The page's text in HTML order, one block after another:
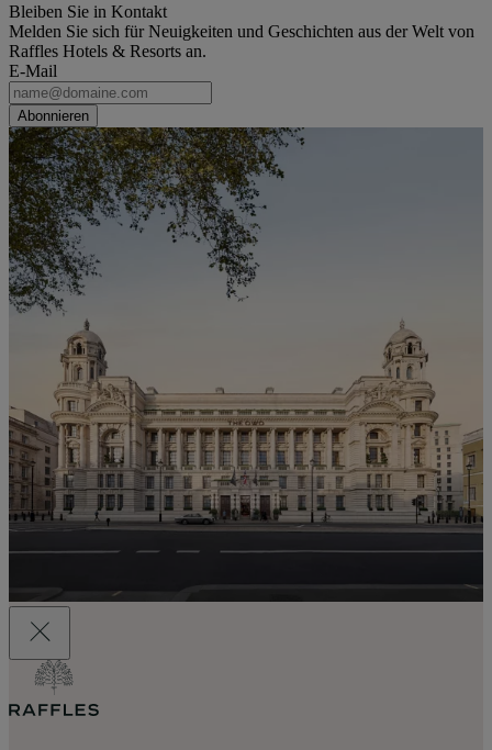
Bleiben Sie in Kontakt
Melden Sie sich für Neuigkeiten und Geschichten aus der Welt von
Raffles Hotels & Resorts an.
E-Mail
Abonnieren